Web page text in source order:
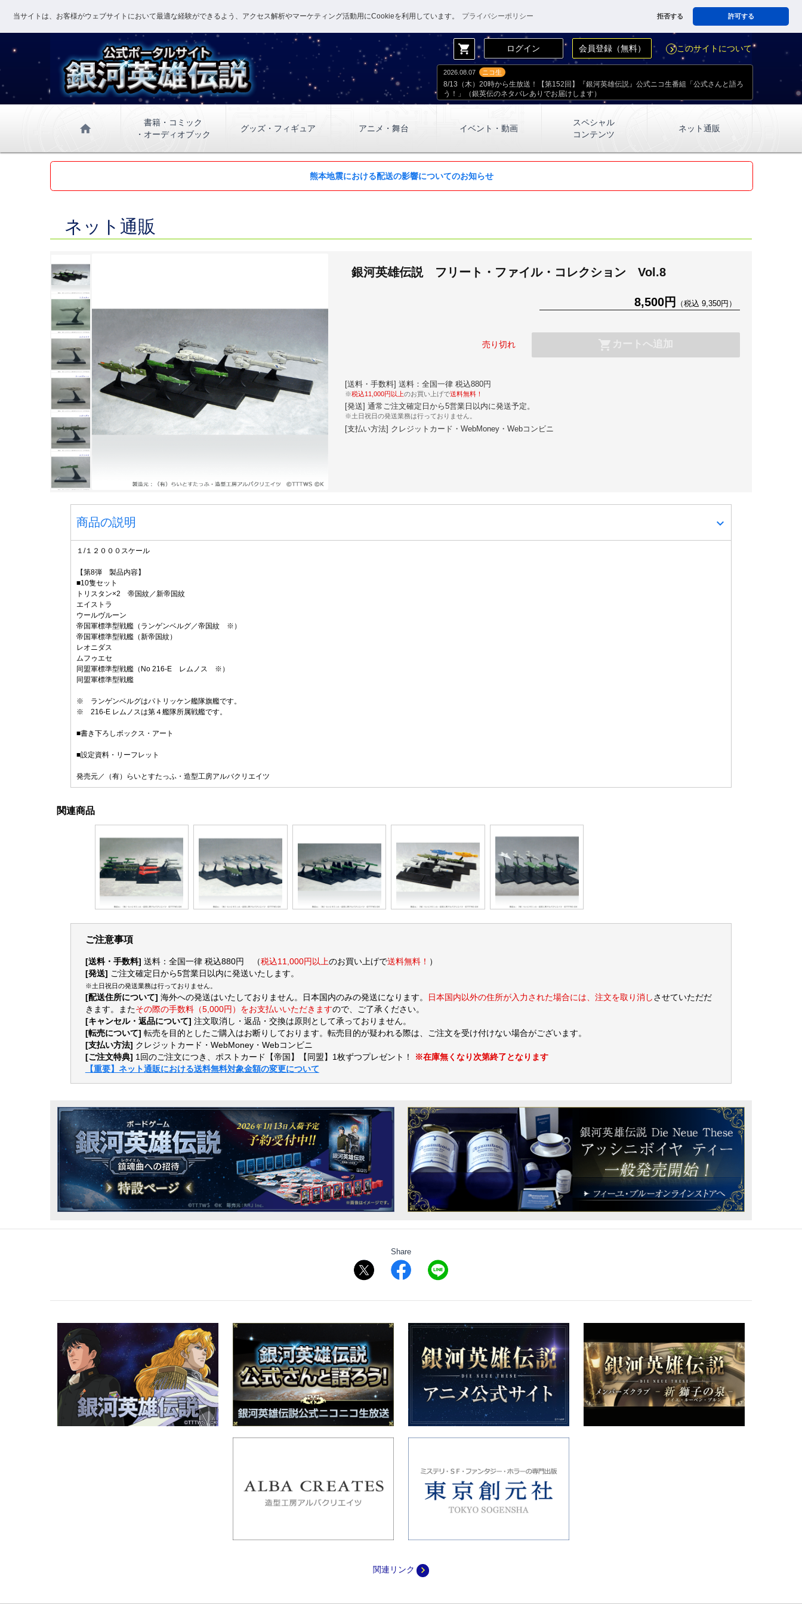
当サイトは、お客様がウェブサイトにおいて最適な経験ができるよう、アクセス解析やマーケティング活動用にCookieを利用しています。 プライバシーポリシー 拒否する 許可する
shopping_cart ログイン 会員登録（無料） navigate_nextこのサイトについて
2026.08.07 ニコ生
8/13（木）20時から生放送！【第152回】『銀河英雄伝説』公式ニコ生番組「公式さんと語ろ
う！」（銀英伝のネタバレありでお届けします）
home
書籍・コミック
・オーディオブック
グッズ・フィギュア アニメ・舞台 イベント・動画
スペシャル
コンテンツ
ネット通販
熊本地震における配送の影響についてのお知らせ
ネット通販
銀河英雄伝説 フリート・ファイル・コレクション Vol.8
8,500円 （税込 9,350円）
売り切れ shopping_cart カートへ追加
[送料・手数料] 送料：全国一律 税込880円
※税込11,000円以上のお買い上げで送料無料！
[発送] 通常ご注文確定日から5営業日以内に発送予定。
※土日祝日の発送業務は行っておりません。
[支払い方法] クレジットカード・WebMoney・Webコンビニ
商品の説明 expand_more
１/１２０００スケール
【第8弾 製品内容】
■10隻セット
トリスタン×2 帝国紋／新帝国紋
エイストラ
ウールヴルーン
帝国軍標準型戦艦（ランゲンベルグ／帝国紋 ※）
帝国軍標準型戦艦（新帝国紋）
レオニダス
ムフゥエセ
同盟軍標準型戦艦（No 216-E レムノス ※）
同盟軍標準型戦艦
※ ランゲンベルグはパトリッケン艦隊旗艦です。
※ 216-E レムノスは第４艦隊所属戦艦です。
■書き下ろしボックス・アート
■設定資料・リーフレット
発売元／（有）らいとすたっふ・造型工房アルバクリエイツ
関連商品
ご注意事項
[送料・手数料] 送料：全国一律 税込880円 （税込11,000円以上のお買い上げで送料無料！ ）
[発送] ご注文確定日から5営業日以内に発送いたします。
※土日祝日の発送業務は行っておりません。
[配送住所について] 海外への発送はいたしておりません。日本国内のみの発送になります。 日本国内以外の住所が入力された場合には、注文を取り消しさせていただだ
きます。またその際の手数料（5,000円）をお支払いいただきますので、ご了承ください。
[キャンセル・返品について] 注文取消し・返品・交換は原則として承っておりません。
[転売について] 転売を目的としたご購入はお断りしております。転売目的が疑われる際は、ご注文を受け付けない場合がございます。
[支払い方法] クレジットカード・WebMoney・Webコンビニ
[ご注文特典] 1回のご注文につき、ポストカード【帝国】【同盟】1枚ずつプレゼント！
※在庫無くなり次第終了となります
【重要】ネット通販における送料無料対象金額の変更について
Share
関連リンク navigate_next